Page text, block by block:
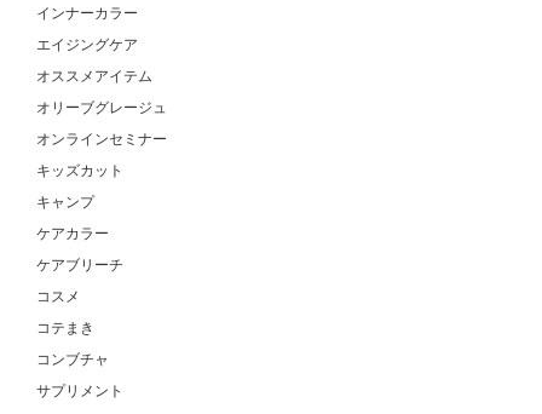
インナーカラー
エイジングケア
オススメアイテム
オリーブグレージュ
オンラインセミナー
キッズカット
キャンプ
ケアカラー
ケアブリーチ
コスメ
コテまき
コンブチャ
サプリメント